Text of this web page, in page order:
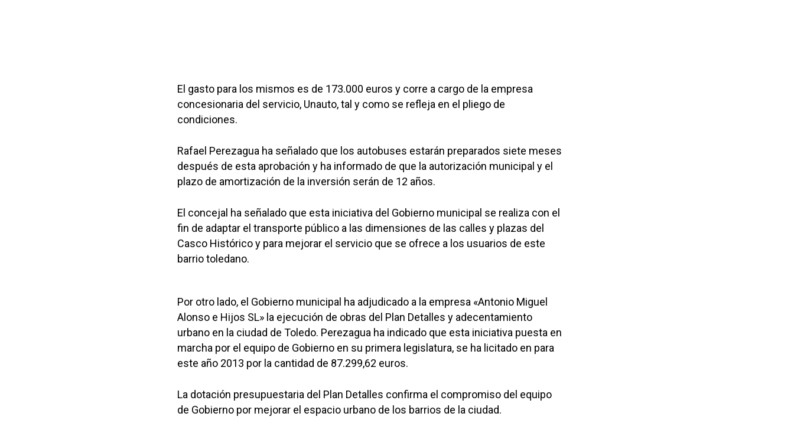
El gasto para los mismos es de 173.000 euros y corre a cargo de la empresa
concesionaria del servicio, Unauto, tal y como se refleja en el pliego de
condiciones.
Rafael Perezagua ha señalado que los autobuses estarán preparados siete meses
después de esta aprobación y ha informado de que la autorización municipal y el
plazo de amortización de la inversión serán de 12 años.
El concejal ha señalado que esta iniciativa del Gobierno municipal se realiza con el
fin de adaptar el transporte público a las dimensiones de las calles y plazas del
Casco Histórico y para mejorar el servicio que se ofrece a los usuarios de este
barrio toledano.
Por otro lado, el Gobierno municipal ha adjudicado a la empresa «Antonio Miguel
Alonso e Hijos SL» la ejecución de obras del Plan Detalles y adecentamiento
urbano en la ciudad de Toledo. Perezagua ha indicado que esta iniciativa puesta en
marcha por el equipo de Gobierno en su primera legislatura, se ha licitado en para
este año 2013 por la cantidad de 87.299,62 euros.
La dotación presupuestaria del Plan Detalles confirma el compromiso del equipo
de Gobierno por mejorar el espacio urbano de los barrios de la ciudad.